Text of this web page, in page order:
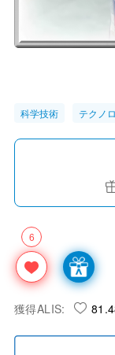
科学技術 テクノ
6
獲得ALIS: